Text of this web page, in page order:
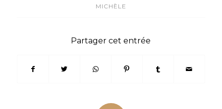
MICHÈLE
Partager cet entrée